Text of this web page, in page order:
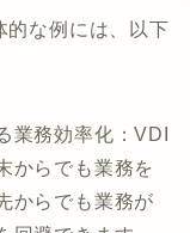
的な例には、以下
業務効率化：VDI
からでも業務を
からでも業務が